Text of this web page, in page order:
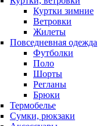
Куртки зимние
Ветровки
Жилеты
Повседневная одежда
Футболки
Поло
Шорты
Регланы
Брюки
Термобелье
Сумки, рюкзаки